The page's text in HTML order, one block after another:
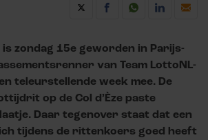
zondag 15e geworden in Parijs-
van Team LottoNL-
teleurstellende week mee. De
op de Col d’Èze paste
Daar tegenover staat dat een
tijdens de rittenkoers goed heeft